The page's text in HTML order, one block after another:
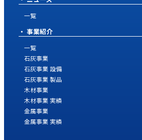
一覧
事業紹介
一覧
石灰事業
石灰事業 設備
石灰事業 製品
木材事業
木材事業 実績
金属事業
金属事業 実績